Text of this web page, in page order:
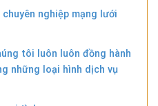
nghiệp mạng lưới
tôi luôn luôn đồng hành
những loại hình dịch vụ